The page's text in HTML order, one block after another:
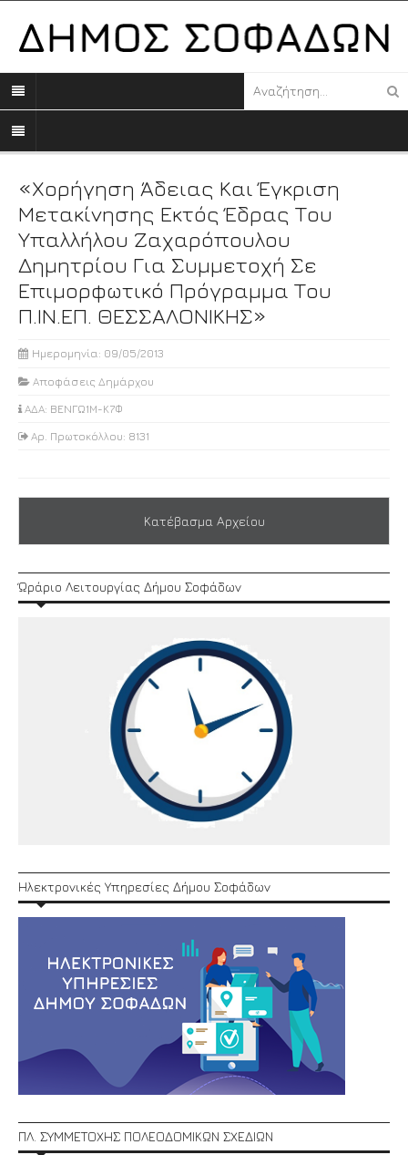
«Χορήγηση Άδειας Και Έγκριση
Μετακίνησης Εκτός Έδρας Του
Υπαλλήλου Ζαχαρόπουλου
Δημητρίου Για Συμμετοχή Σε
Επιμορφωτικό Πρόγραμμα Του
Π.ΙΝ.ΕΠ. ΘΕΣΣΑΛΟΝΙΚΗΣ»
Ημερομηνία: 09/05/2013
Αποφάσεις Δημάρχου
ΑΔΑ: ΒΕΝΓΩ1Μ-Κ7Φ
Αρ. Πρωτοκόλλου: 8131
Κατέβασμα Αρχείου
Ώράριο Λειτουργίας Δήμου Σοφάδων
Ηλεκτρονικές Υπηρεσίες Δήμου Σοφάδων
ΠΛ. ΣΥΜΜΕΤΟΧΗΣ ΠΟΛΕΟΔΟΜΙΚΩΝ ΣΧΕΔΙΩΝ